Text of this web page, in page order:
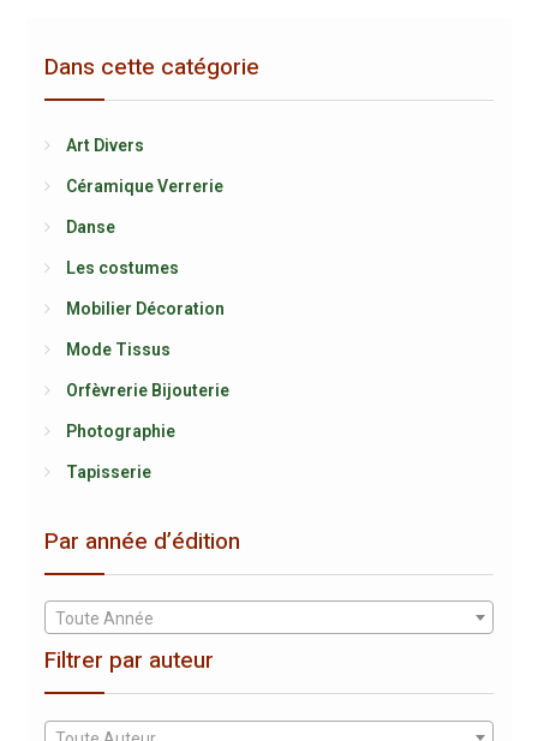
Dans cette catégorie
Art Divers
Céramique Verrerie
Danse
Les costumes
Mobilier Décoration
Mode Tissus
Orfèvrerie Bijouterie
Photographie
Tapisserie
Par année d’édition
Toute Année
Filtrer par auteur